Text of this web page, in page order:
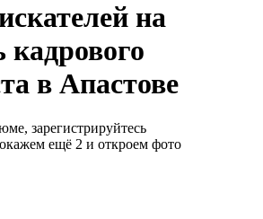
на
кадрового
в Апастове
зарегистрируйтесь
ещё 2 и откроем фото